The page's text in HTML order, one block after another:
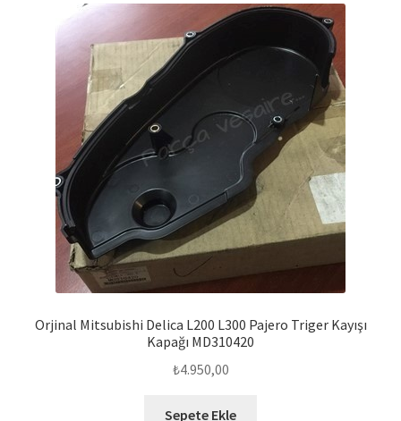
Orjinal Mitsubishi Delica L200 L300 Pajero Triger Kayışı
Kapağı MD310420
₺4.950,00
Sepete Ekle